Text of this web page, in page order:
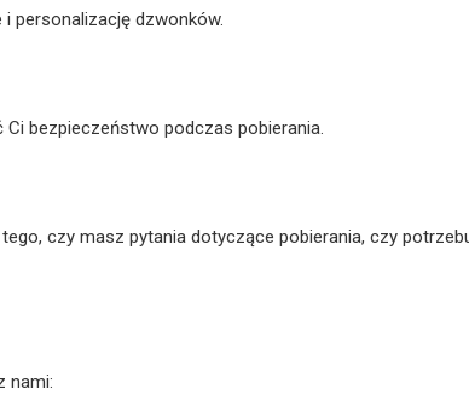
personalizację dzwonków.
bezpieczeństwo podczas pobierania.
czy masz pytania dotyczące pobierania, czy
nami: